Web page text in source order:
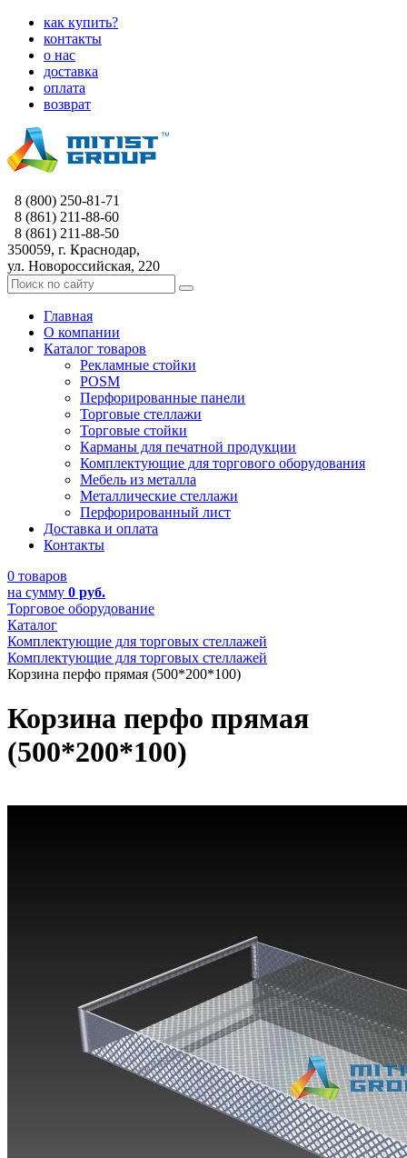
как купить?
контакты
о нас
доставка
оплата
возврат
8 (800) 250-81-71
8 (861) 211-88-60
8 (861) 211-88-50
350059, г. Краснодар,
ул. Новороссийская, 220
Главная
О компании
Каталог товаров
Рекламные стойки
POSM
Перфорированные панели
Торговые стеллажи
Торговые стойки
Карманы для печатной продукции
Комплектующие для торгового оборудования
Мебель из металла
Металлические стеллажи
Перфорированный лист
Доставка и оплата
Контакты
0 товаров
на сумму 0 руб.
Торговое оборудование
Каталог
Комплектующие для торговых стеллажей
Комплектующие для торговых стеллажей
Корзина перфо прямая (500*200*100)
Корзина перфо прямая
(500*200*100)